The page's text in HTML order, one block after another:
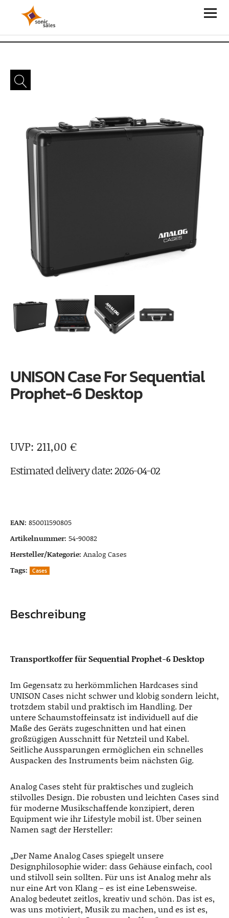
Sonic Sales
UNISON Case For Sequential
Prophet-6 Desktop
211,00 €
Estimated delivery date: 2026-04-02
EAN: 850011590805
Artikelnummer: 54-90082
Hersteller/Kategorie: Analog Cases
Tags:
Cases
Beschreibung
Transportkoffer für Sequential Prophet-6 Desktop
Im Gegensatz zu herkömmlichen Hardcases sind
UNISON Cases nicht schwer und klobig sondern leicht,
trotzdem stabil und praktisch im Handling. Der
untere Schaumstoffeinsatz ist individuell auf die
Maße des Geräts zugeschnitten und hat einen
großzügigen Ausschnitt für Netzteil und Kabel.
Seitliche Aussparungen ermöglichen ein schnelles
Auspacken des Instruments beim nächsten Gig.
Analog Cases steht für praktisches und zugleich
stilvolles Design. Die robusten und leichten Cases sind
für moderne Musikschaffende konzipiert, deren
Equipment wie ihr Lifestyle mobil ist. Über seinen
Namen sagt der Hersteller:
„Der Name Analog Cases spiegelt unsere
Designphilosophie wider: dass Gehäuse einfach, cool
und stilvoll sein sollten. Für uns ist Analog mehr als
nur eine Art von Klang – es ist eine Lebensweise.
Analog bedeutet zeitlos, kreativ und schön. Das ist es,
was uns motiviert, Musik zu machen, und es ist es,